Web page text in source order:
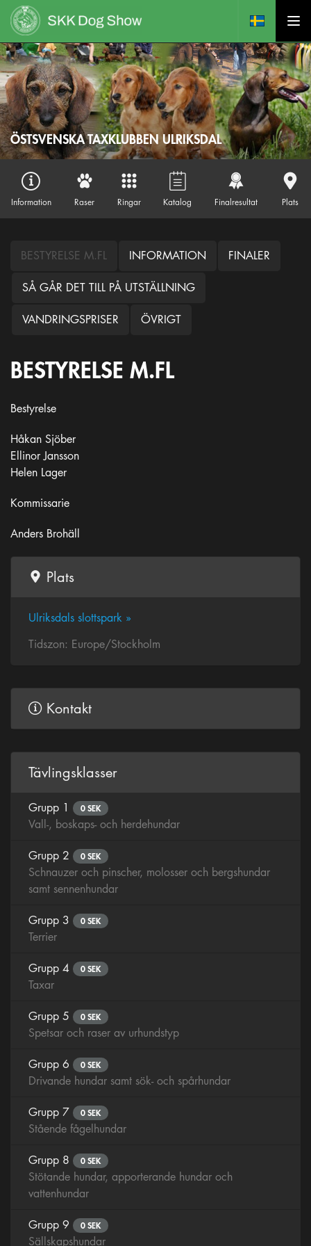
ÖSTSVENSKA TAXKLUBBEN ULRIKSDAL
Information Raser Ringar Katalog Finalresultat Plats
BESTYRELSE M.FL INFORMATION FINALER
SÅ GÅR DET TILL PÅ UTSTÄLLNING
VANDRINGSPRISER ÖVRIGT
BESTYRELSE M.FL
Bestyrelse
Håkan Sjöber
Ellinor Jansson
Helen Lager
Kommissarie
Anders Brohäll
Plats
Ulriksdals slottspark »
Tidszon: Europe/Stockholm
Kontakt
Tävlingsklasser
Grupp 1 0 SEK
Vall-, boskaps- och herdehundar
Grupp 2 0 SEK
Schnauzer och pinscher, molosser och bergshundar
samt sennenhundar
Grupp 3 0 SEK
Terrier
Grupp 4 0 SEK
Taxar
Grupp 5 0 SEK
Spetsar och raser av urhundstyp
Grupp 6 0 SEK
Drivande hundar samt sök- och spårhundar
Grupp 7 0 SEK
Stående fågelhundar
Grupp 8 0 SEK
Stötande hundar, apporterande hundar och
vattenhundar
Grupp 9 0 SEK
Sällskapshundar